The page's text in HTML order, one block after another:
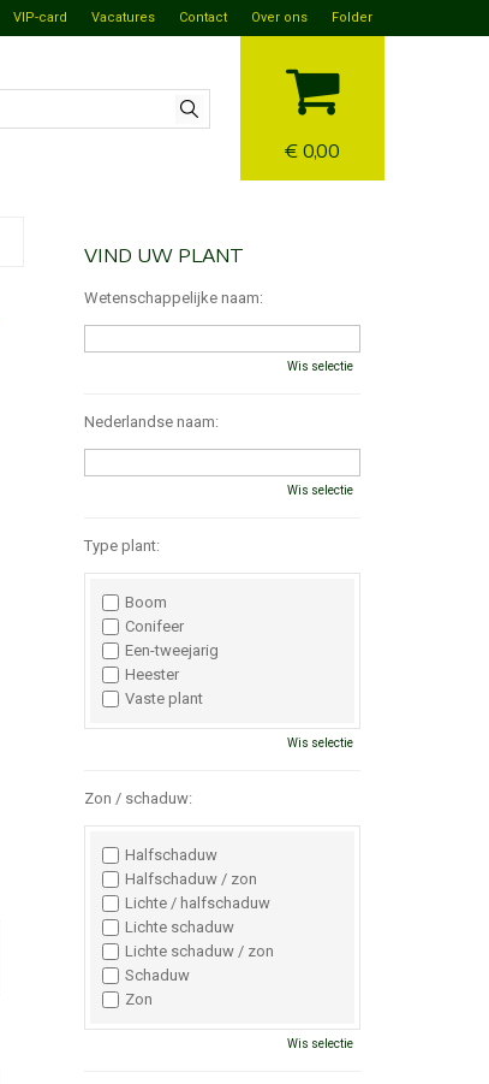
€ 0,00
VIP-card Vacatures Contact Over ons Folder
VIND UW PLANT
Wetenschappelijke naam:
Wis selectie
Nederlandse naam:
Wis selectie
Type plant:
Boom
Conifeer
Een-tweejarig
Heester
Vaste plant
Wis selectie
Zon / schaduw:
Halfschaduw
Halfschaduw / zon
Lichte / halfschaduw
Lichte schaduw
Lichte schaduw / zon
Schaduw
Zon
Wis selectie